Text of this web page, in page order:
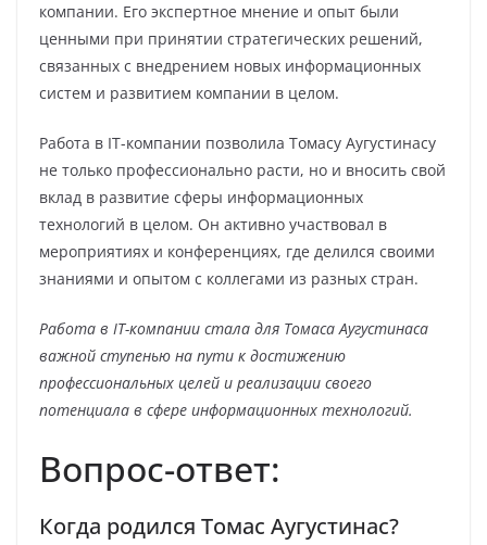
компании. Его экспертное мнение и опыт были
ценными при принятии стратегических решений,
связанных с внедрением новых информационных
систем и развитием компании в целом.
Работа в IT-компании позволила Томасу Аугустинасу
не только профессионально расти, но и вносить свой
вклад в развитие сферы информационных
технологий в целом. Он активно участвовал в
мероприятиях и конференциях, где делился своими
знаниями и опытом с коллегами из разных стран.
Работа в IT-компании стала для Томаса Аугустинаса
важной ступенью на пути к достижению
профессиональных целей и реализации своего
потенциала в сфере информационных технологий.
Вопрос-ответ:
Когда родился Томас Аугустинас?